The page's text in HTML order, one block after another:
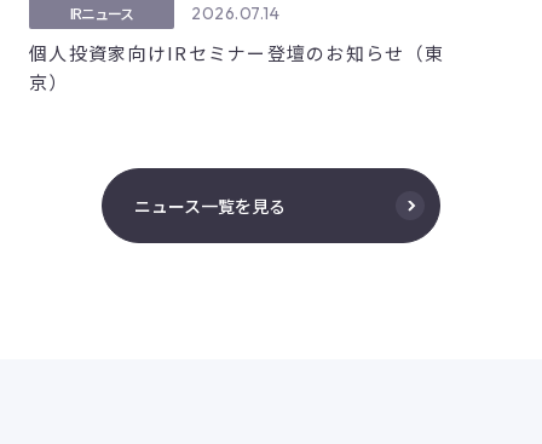
2026.07.14
IRニュース
個人投資家向けIRセミナー登壇のお知らせ（東
京）
ニュース一覧を見る